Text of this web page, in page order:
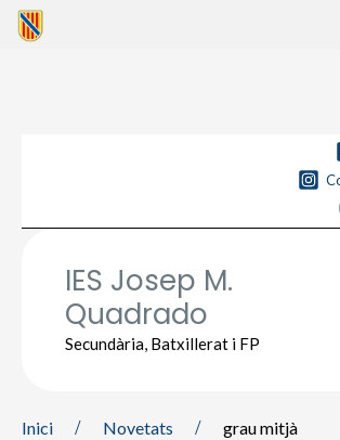
Vés
IES Josep M.
Quadrado
Secundària, Batxillerat i FP
Inici Novetats grau mitjà